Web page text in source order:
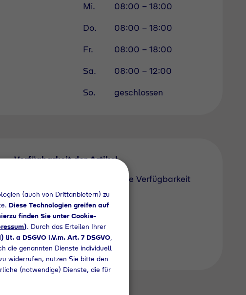
Mi. 08:00 - 18:00
Do. 08:00 - 18:00
Fr. 08:00 - 18:00
Sa. 08:00 - 12:00
So. geschlossen
Verfügbarkeit der Artikel
Bitte fragen Sie im Vorfeld die Verfügbarkeit
zum gewünschten Artikel an:
+49 92348159
(auch von Drittanbietern) zu
Diese Technologien greifen auf
finden Sie unter Cookie-
). Durch das Erteilen Ihrer
lit. a DSGVO i.V.m. Art. 7 DSGVO,
die genannten Dienste individuell
widerrufen, nutzen Sie bitte den
(notwendige) Dienste, die für